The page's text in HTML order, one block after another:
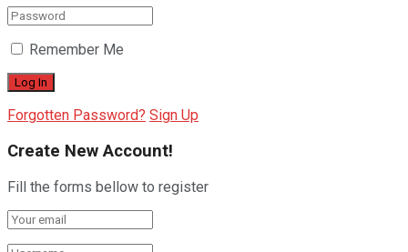
Remember Me
Forgotten Password? Sign Up
Create New Account!
Fill the forms bellow to register